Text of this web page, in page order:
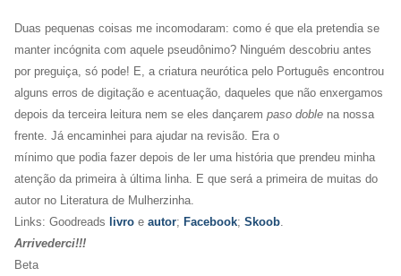
Duas pequenas coisas me incomodaram: como é que ela pretendia se
manter incógnita com aquele pseudônimo? Ninguém descobriu antes
por preguiça, só pode! E, a criatura neurótica pelo Português encontrou
alguns erros de digitação e acentuação, daqueles que não enxergamos
depois da terceira leitura nem se eles dançarem paso doble na nossa
frente. Já encaminhei para ajudar na revisão. Era o
mínimo que podia fazer depois de ler uma história que prendeu minha
atenção da primeira à última linha. E que será a primeira de muitas do
autor no Literatura de Mulherzinha.
Links: Goodreads livro e autor; Facebook; Skoob
Arrivederci!!!
Beta